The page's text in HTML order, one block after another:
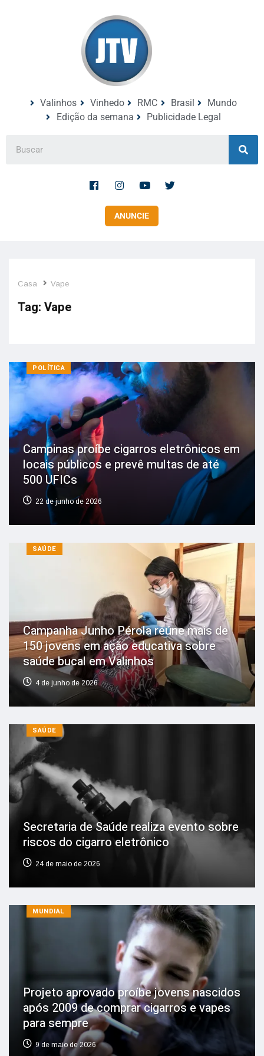
Valinhos Vinhedo RMC Brasil
Mundo
Edição da semana
Publicidade Legal
ANUNCIE
Casa Vape
Tag: Vape
POLÍTICA
Campinas proíbe cigarros eletrônicos em
locais públicos e prevê multas de até
500 UFICs
22 de junho de 2026
SAÚDE
Campanha Junho Pérola reúne mais de
150 jovens em ação educativa sobre
saúde bucal em Valinhos
4 de junho de 2026
SAÚDE
Secretaria de Saúde realiza evento sobre
riscos do cigarro eletrônico
24 de maio de 2026
MUNDIAL
Projeto aprovado proíbe jovens nascidos
após 2009 de comprar cigarros e vapes
para sempre
9 de maio de 2026